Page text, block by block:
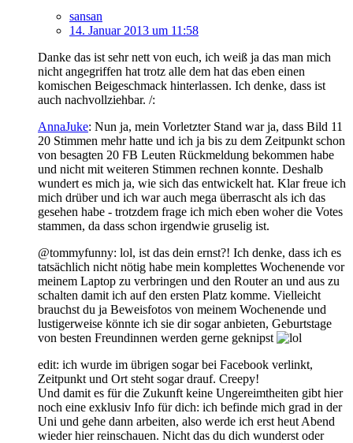
sansan
14. Januar 2013 um 11:58
Danke das ist sehr nett von euch, ich weiß ja das man mich
nicht angegriffen hat trotz alle dem hat das eben einen
komischen Beigeschmack hinterlassen. Ich denke, dass ist
auch nachvollziehbar. /:
AnnaJuke: Nun ja, mein Vorletzter Stand war ja, dass Bild 11
20 Stimmen mehr hatte und ich ja bis zu dem Zeitpunkt schon
von besagten 20 FB Leuten Rückmeldung bekommen habe
und nicht mit weiteren Stimmen rechnen konnte. Deshalb
wundert es mich ja, wie sich das entwickelt hat. Klar freue ich
mich drüber und ich war auch mega überrascht als ich das
gesehen habe - trotzdem frage ich mich eben woher die Votes
stammen, da dass schon irgendwie gruselig ist.
@tommyfunny: lol, ist das dein ernst?! Ich denke, dass ich es
tatsächlich nicht nötig habe mein komplettes Wochenende vor
meinem Laptop zu verbringen und den Router an und aus zu
schalten damit ich auf den ersten Platz komme. Vielleicht
brauchst du ja Beweisfotos von meinem Wochenende und
lustigerweise könnte ich sie dir sogar anbieten, Geburtstage
von besten Freundinnen werden gerne geknipst
edit: ich wurde im übrigen sogar bei Facebook verlinkt,
Zeitpunkt und Ort steht sogar drauf. Creepy!
Und damit es für die Zukunft keine Ungereimtheiten gibt hier
noch eine exklusiv Info für dich: ich befinde mich grad in der
Uni und gehe dann arbeiten, also werde ich erst heut Abend
wieder hier reinschauen. Nicht das du dich wunderst oder